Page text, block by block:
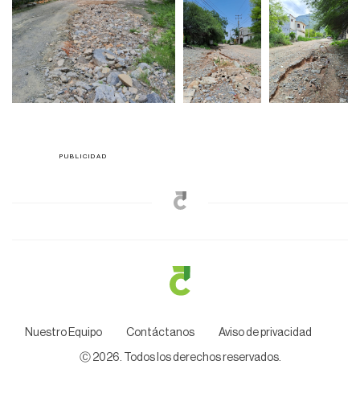
Nuestro Equipo Contáctanos Aviso de privacidad
Ⓒ 2026. Todos los derechos reservados.